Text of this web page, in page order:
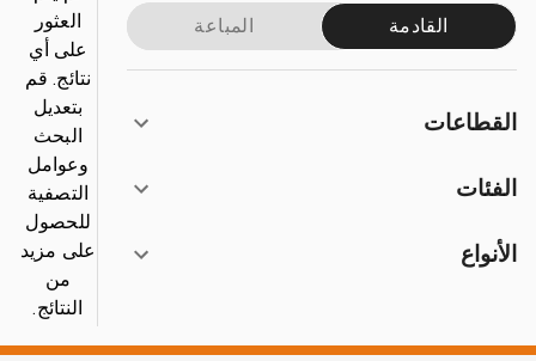
القادمة المباعة
القطاعات
الفئات
الأنواع
العثور
على أي
نتائج. قم
بتعديل
البحث
وعوامل
التصفية
للحصول
على مزيد
من
النتائج.